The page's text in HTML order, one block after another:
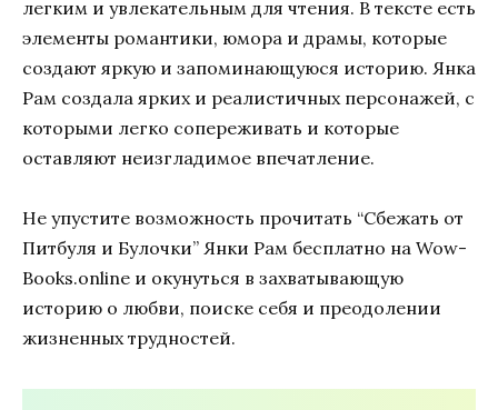
легким и увлекательным для чтения. В тексте есть
элементы романтики, юмора и драмы, которые
создают яркую и запоминающуюся историю. Янка
Рам создала ярких и реалистичных персонажей, с
которыми легко сопереживать и которые
оставляют неизгладимое впечатление.
Не упустите возможность прочитать “Сбежать от
Питбуля и Булочки” Янки Рам бесплатно на Wow-
Books.online и окунуться в захватывающую
историю о любви, поиске себя и преодолении
жизненных трудностей.